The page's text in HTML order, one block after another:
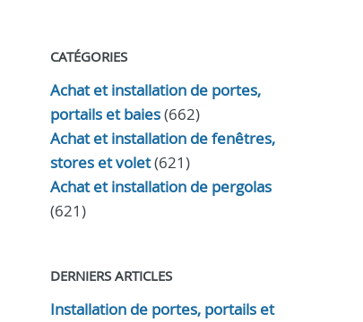
CATÉGORIES
Achat et installation de portes,
portails et baies(662)
Achat et installation de fenêtres,
stores et volet(621)
Achat et installation de pergolas
(621)
DERNIERS ARTICLES
Installation de portes, portails et